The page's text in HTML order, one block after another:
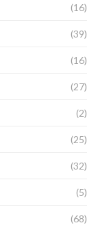
(16)
(39)
(16)
(27)
(2)
(25)
(32)
(5)
(68)